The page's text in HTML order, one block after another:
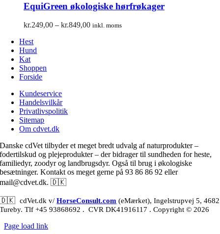
EquiGreen økologiske hørfrøkager
kr.249,00 – kr.849,00Prisinterval:
inkl. moms
Hest
Hund
Kat
Shoppen
Forside
Kundeservice
Handelsvilkår
Privatlivspolitik
Sitemap
Om cdvet.dk
Danske cdVet tilbyder et meget bredt udvalg af naturprodukter –
fodertilskud og plejeprodukter – der bidrager til sundheden for heste,
familiedyr, zoodyr og landbrugsdyr. Også til brug i økologiske
besætninger. Kontakt os meget gerne på 93 86 86 92 eller
mail@cdvet.dk.🇩🇰
🇩🇰cdVet.dk v/HorseConsult.com (eMærket), Ingelstrupvej 5, 4682
Tureby. Tlf +45 93868692 . CVR DK41916117 . Copyright © 2026
Page load link